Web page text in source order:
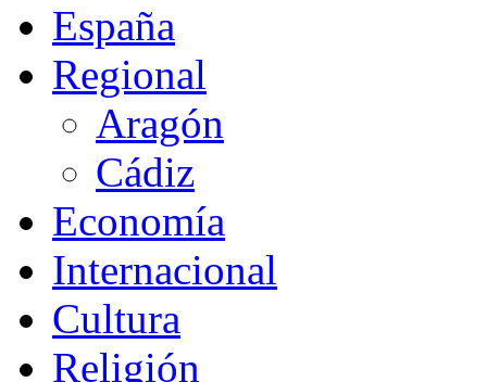
España
Regional
Aragón
Cádiz
Economía
Internacional
Cultura
Religión